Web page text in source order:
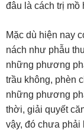
đâu là cách trị mồ
Mặc dù hiện nay
nách như phẫu
những phương
trầu không, phèn
những phương
thời, giải quyết
vậy, đó chưa phải